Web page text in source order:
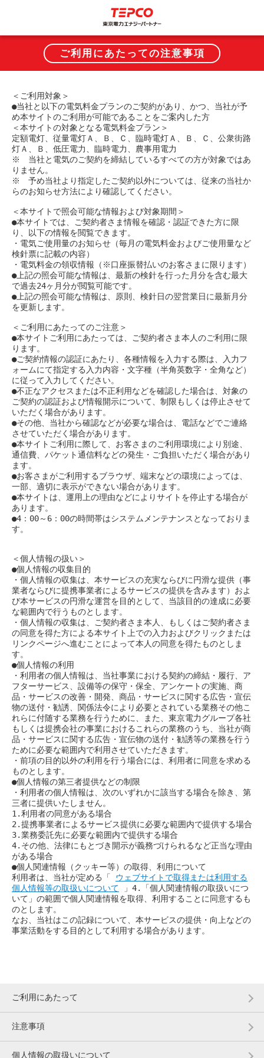
ご利用にあたっての注意事項
＜ご利用対象＞
●当社と以下の電気料金プランのご契約があり、かつ、当社が予
め本サイトのご利用が可能であることをご案内した方
＜本サイトの対象となる電気料金プラン＞
定額電灯、従量電灯Ａ、Ｂ、Ｃ、臨時電灯Ａ、Ｂ、Ｃ、公衆街路
灯Ａ、Ｂ、低圧電力、臨時電力、農事用電力
※　当社と電気のご契約を締結しているすべての方が対象ではあ
りません。
※　予め当社より指定したご契約以外については、従来の当社か
らのお知らせ方法により確認してください。
＜本サイトで照会可能な情報および対象期間＞
●本サイトでは、ご契約者さま情報を確認・認証できた方に限
り、以下の情報を閲覧できます。
・電気ご使用量のお知らせ（毎月の電気料金およびご使用量など
検針票に記載の内容）
・電気料金の領収情報（※口座振替払いのお客さまに限ります）
●上記の照会可能な情報は、最新の検針を行った月分を含む最大
で過去24ヶ月分が閲覧可能です。
●上記の照会可能な情報は、原則、検針日の翌営業日に最新月分
を更新します。
＜ご利用にあたってのご注意＞
●本サイトご利用にあたっては、ご契約者さま本人のご利用に限
ります。
●ご契約情報の認証にあたり、各種情報を入力する際は、入力フ
ォームにて指定する入力内容・文字種（半角英数字・全角など）
に従って入力してください。
●不正なアクセスまたは不正利用などを確認した場合は、対象の
ご契約の認証および情報開示について、制限もしくは停止させて
いただく場合があります。
●その他、当社から確認などが必要な場合は、電話などでご連絡
させていただく場合があります。
●本サイトご利用に際して、お客さまのご利用環境により別途、
通信費、パケット通信料などの発生・ご負担いただく場合があり
ます。
●お客さまがご利用するブラウザ、端末などの環境によっては、
一部、適切に表示ができない場合があります。
●本サイトは、運用上の理由などによりサイトを停止する場合が
あります。
●4：00～6：00の時間帯はシステムメンテナンスとなっておりま
す。
＜個人情報の扱い＞
●個人情報の収集目的
・個人情報の収集は、本サービスの充実ならびに円滑な提供（事
業者ならびに提携事業者によるサービスの提供を含みます）およ
び本サービスの円滑な運営を目的として、当該目的の達成に必要
な範囲内で行うものとします。
・個人情報の収集は、ご契約者さま本人、もしくはご契約者さま
の同意を得た方による本サイト上での入力およびクリックまたは
リンクページへ進むことによって本人の同意を得たものとしま
す。
●個人情報の利用
・利用者の個人情報は、当社事業における契約の締結・履行、ア
フターサービス、設備等の保守・保全、アンケートの実施、商
品・サービスの改善・開発、商品・サービスに関する広告・宣伝
物の送付・勧誘、関係法令により必要とされている業務その他こ
れらに付随する業務を行うために、また、東京電力グループ各社
もしくは提携会社の事業におけるこれらの業務のうち、当社が商
品・サービスに関する広告・宣伝物の送付・勧誘等の業務を行う
ために必要な範囲内で利用させていただきます。
・前項の目的以外の利用を行う場合には、利用者に同意を求める
ものとします。
●個人情報の第三者提供などの制限
・利用者の個人情報は、次のいずれかに該当する場合を除き、第
三者に提供いたしません。
1.利用者の同意がある場合
2.提携事業者によるサービス提供に必要な範囲内で提供する場合
3.業務委託先に必要な範囲内で提供する場合
4.その他、法律にもとづき開示が義務づけられるなど正当な理由
がある場合
●個人関連情報（クッキー等）の取得、利用について
利用者は、当社が定める「 ウェブサイトで取得または利用する
個人情報等の取扱いについて 」4.「個人関連情報の取扱いにつ
いて」の範囲で個人関連情報を取得、利用することに同意するも
のとします。
なお、当社はこの記録について、本サービスの提供・向上などの
事業活動をする目的として利用する場合があります。
ご利用にあたって
注意事項
個人情報の取扱いについて